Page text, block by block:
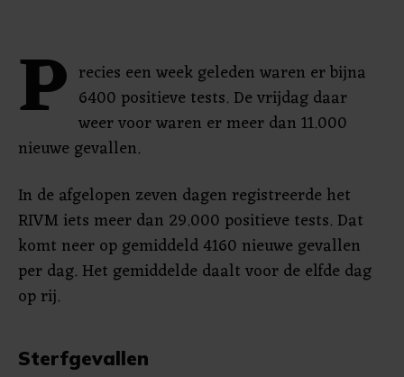
P recies een week geleden waren er bijna
6400 positieve tests. De vrijdag daar
weer voor waren er meer dan 11.000
nieuwe gevallen.
In de afgelopen zeven dagen registreerde het
RIVM iets meer dan 29.000 positieve tests. Dat
komt neer op gemiddeld 4160 nieuwe gevallen
per dag. Het gemiddelde daalt voor de elfde dag
op rij.
Sterfgevallen